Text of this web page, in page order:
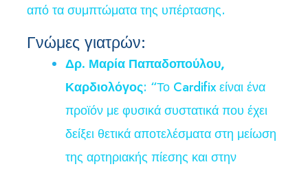
από τα συμπτώματα της υπέρτασης.
Γνώμες γιατρών:
Δρ. Μαρία Παπαδοπούλου,
Καρδιολόγος: “Το Cardifix είναι ένα
προϊόν με φυσικά συστατικά που έχει
δείξει θετικά αποτελέσματα στη μείωση
της αρτηριακής πίεσης και στην